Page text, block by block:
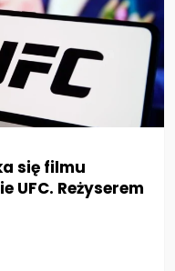
się filmu
UFC. Reżyserem